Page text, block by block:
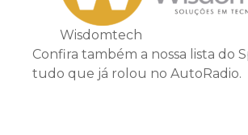
Wisdomtech
Confira também a nossa lista do
tudo que já rolou no AutoRadio.